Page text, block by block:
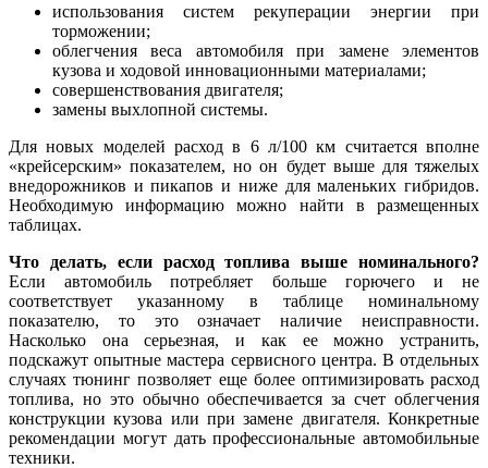
использования систем рекуперации энергии при
торможении;
облегчения веса автомобиля при замене элементов
кузова и ходовой инновационными материалами;
совершенствования двигателя;
замены выхлопной системы.
Для новых моделей расход в 6 л/100 км считается вполне
«крейсерским» показателем, но он будет выше для тяжелых
внедорожников и пикапов и ниже для маленьких гибридов.
Необходимую информацию можно найти в размещенных
таблицах.
Что делать, если расход топлива выше номинального?
Если автомобиль потребляет больше горючего и не
соответствует указанному в таблице номинальному
показателю, то это означает наличие неисправности.
Насколько она серьезная, и как ее можно устранить,
подскажут опытные мастера сервисного центра. В отдельных
случаях тюнинг позволяет еще более оптимизировать расход
топлива, но это обычно обеспечивается за счет облегчения
конструкции кузова или при замене двигателя. Конкретные
рекомендации могут дать профессиональные автомобильные
техники.